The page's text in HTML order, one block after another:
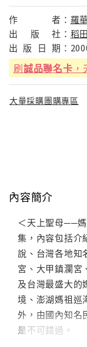
作 者： 羅
出
版 社： 稻
出 版 日 期：
刷誠品聯名卡
大量採購團購專區
內容簡介
＜天上聖母──
集，內容包括介
說、台灣各地知
宮、大甲鎮瀾宮
及台灣最盛大
境、澎湖媽祖巡
外，由國內知名
是不可錯過。